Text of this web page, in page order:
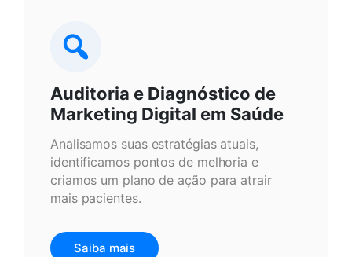
Auditoria e Diagnóstico de
Marketing Digital em Saúde
Analisamos suas estratégias atuais,
identificamos pontos de melhoria e
criamos um plano de ação para atrair
mais pacientes.
Saiba mais